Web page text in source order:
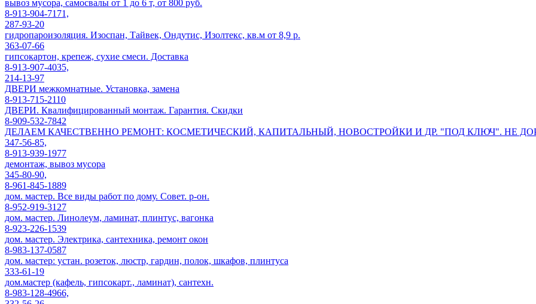
вывоз мусора, самосвалы от 1 до 6 т, от 800 руб.
8-913-904-7171,
287-93-20
гидропароизоляция. Изоспан, Тайвек, Ондутис, Изолтекс, кв.м от 8,9 р.
363-07-66
гипсокартон, крепеж, сухие смеси. Доставка
8-913-907-4035,
214-13-97
ДВЕРИ межкомнатные. Установка, замена
8-913-715-2110
ДВЕРИ. Квалифицированный монтаж. Гарантия. Скидки
8-909-532-7842
ДЕЛАЕМ КАЧЕСТВЕННО РЕМОНТ: КОСМЕТИЧЕСКИЙ, КАПИТАЛЬНЫЙ, НОВОСТРОЙКИ И ДР. "ПОД КЛЮЧ". НЕ
347-56-85,
8-913-939-1977
демонтаж, вывоз мусора
345-80-90,
8-961-845-1889
дом. мастер. Все виды работ по дому. Совет. р-он.
8-952-919-3127
дом. мастер. Линолеум, ламинат, плинтус, вагонка
8-923-226-1539
дом. мастер. Электрика, сантехника, ремонт окон
8-983-137-0587
дом. мастер: устан. розеток, люстр, гардин, полок, шкафов, плинтуса
333-61-19
дом.мастер (кафель, гипсокарт., ламинат), сантехн.
8-983-128-4966,